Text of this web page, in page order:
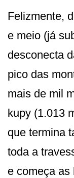
Felizmente,
e meio (já
desconecta
pico das
mais de mil
kupy (1.013
que termina
toda a
e começa as